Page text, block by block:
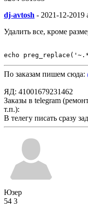
dj-avtosh - 2021-12-2019
Удалить все, кроме
echo
По заказам пишем сюда:
ЯД: 41001679231462
Заказы в telegram
т.п.):
В телегу писать сразу
Юзер
54 3